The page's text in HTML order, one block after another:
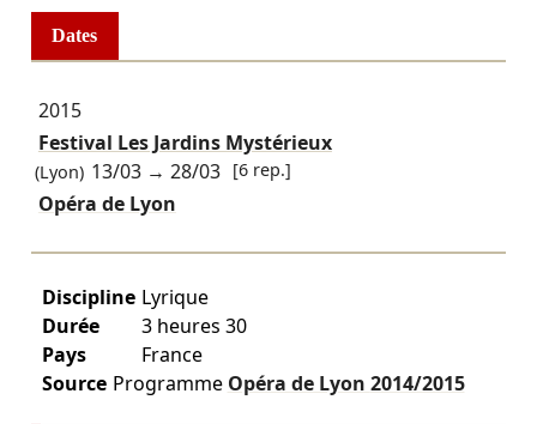
Dates
2015
Festival Les Jardins Mystérieux
(Lyon) 13/03 →28/03 [6 rep.]
Opéra de Lyon
Discipline Lyrique
Durée
3 heures 30
Pays
France
Source Programme Opéra de Lyon 2014/2015